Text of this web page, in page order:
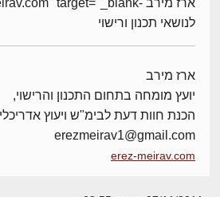
לנושאי תכנון ורישוי
ארז מירב
יועץ מומחה בתחום התכנון והרישוי,
הכנת חוות דעת לבימ"ש ויעוץ
erezmeirav1@gmail.com
erez-meirav.com